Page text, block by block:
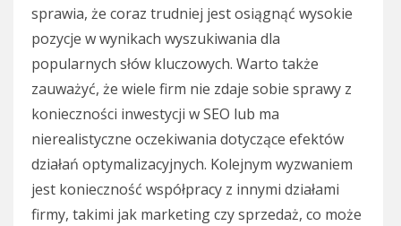
sprawia, że coraz trudniej jest osiągnąć wysokie
pozycje w wynikach wyszukiwania dla
popularnych słów kluczowych. Warto także
zauważyć, że wiele firm nie zdaje sobie sprawy z
konieczności inwestycji w SEO lub ma
nierealistyczne oczekiwania dotyczące efektów
działań optymalizacyjnych. Kolejnym wyzwaniem
jest konieczność współpracy z innymi działami
firmy, takimi jak marketing czy sprzedaż, co może